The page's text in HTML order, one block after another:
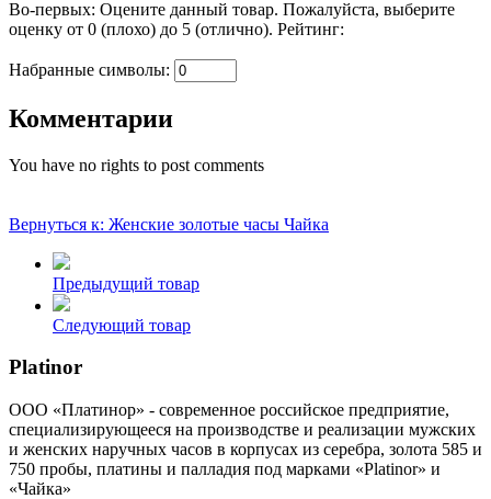
Во-первых: Оцените данный товар. Пожалуйста, выберите
оценку от 0 (плохо) до 5 (отлично). Рейтинг:
Набранные символы:
Комментарии
You have no rights to post comments
Вернуться к: Женские золотые часы Чайка
Предыдущий товар
Следующий товар
Platinor
ООО «Платинор» - современное российское предприятие,
специализирующееся на производстве и реализации мужских
и женских наручных часов в корпусах из серебра, золота 585 и
750 пробы, платины и палладия под марками «Platinor» и
«Чайка»